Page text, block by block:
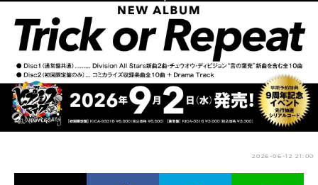
アニメ記事一覧 声優記事一覧
アニメ映画一覧 実写化映画一覧
今期アニメ曜日別一覧
春アニメ 夏アニメ
2026-06-12 21:00